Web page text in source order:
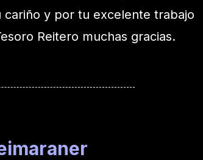
cariño y por tu excelente trabajo
Reitero muchas gracias.